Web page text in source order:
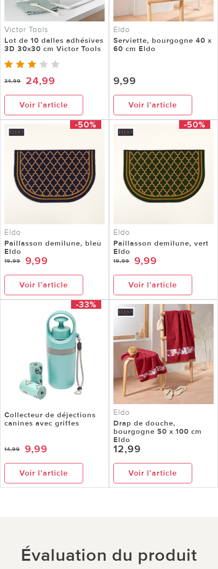
Victor Tools
Lot de 10 dalles adhésives
3D 30x30 cm Victor Tools
34,99 24,99
Voir l’article
Eldo
Serviette, bourgogne 40 x
60 cm Eldo
9,99
Voir l’article
-50%
Eldo
Paillasson demilune, bleu
Eldo
19,99 9,99
Voir l’article
-50%
Eldo
Paillasson demilune, vert
Eldo
19,99 9,99
Voir l’article
-33%
Collecteur de déjections
canines avec griffes
14,99 9,99
Voir l’article
Eldo
Drap de douche,
bourgogne 50 x 100 cm
Eldo
12,99
Voir l’article
Évaluation du produit